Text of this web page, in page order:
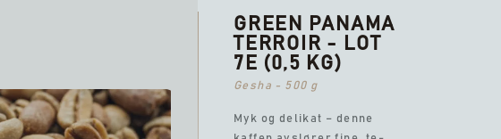
GREEN PANAMA
TERROIR - LOT
7E (0,5 KG)
Gesha - 500 g
Myk og delikat – denne